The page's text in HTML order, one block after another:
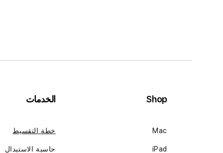
Shop
Mac
iPad
الخدمات
خطة التقسيط
حاسبة الاستبدال